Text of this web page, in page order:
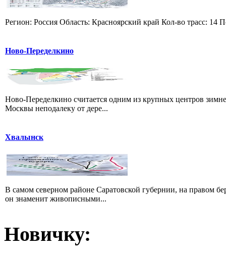
Регион: Россия Область: Красноярский край Кол-во трасс:
Ново-Переделкино
Ново-Переделкино считается одним из крупных центров
Москвы неподалеку от дере...
Хвалынск
В самом северном районе Саратовской губернии, на правом
он знаменит живописными...
Новичку: